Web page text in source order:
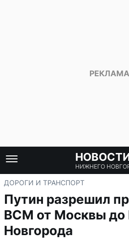
НИЖНЕГО
ДОРОГИ И ТРАНСПОРТ
Путин разрешил
ВСМ от Москвы до
Новгорода